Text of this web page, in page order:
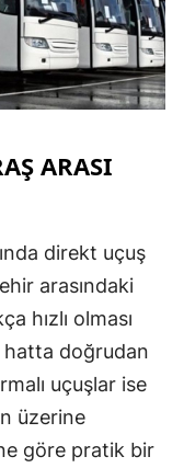
ARASI
direkt uçuş
arasındaki
hızlı olması
hatta doğrudan
uçuşlar ise
üzerine
göre pratik bir